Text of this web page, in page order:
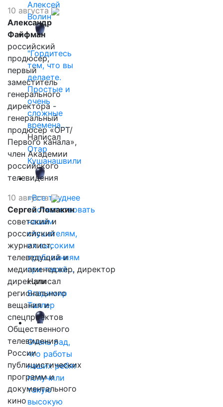
Алексей
Волин
"Гордитесь
тем, что вы
делаете.
Простые и
очень
сложные
времена…
Написал
Отар
Кушанашвили
«Все труднее
соответствовать
нашим
слушателям,
их высоким
требованиям
при такой…
Написал
Владимир
Таллер
Очень рад,
что работы
наших ребят
получили
такую
высокую
10 августа
Александр
Файфман
российский
продюсер,
первый
заместитель
генерального
директора -
генеральный
продюсер «ОРТ/
Первого канала»,
член Академии
российского
телевидения
10 августа
Сергей Ломакин
советский и
российский
журналист,
телеведущий и
медиаменеджер, директор
дирекции
регионального
вещания и
спецпроектов
Общественного
телевидения
России
публицистических
программ и
документального
кино